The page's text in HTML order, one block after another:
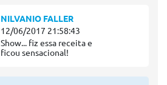
NILVANIO FALLER
12/06/2017 21:58:43
Show... fiz essa receita e
ficou sensacional!